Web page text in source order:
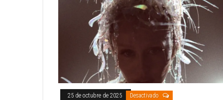
25 de octubre de 2025 Desactivado